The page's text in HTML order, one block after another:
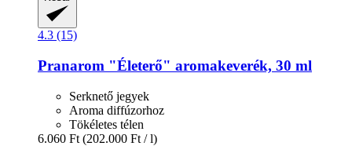
4.3 (15)
Pranarom "Életerő" aromakeverék, 30 ml
Serknető jegyek
Aroma diffúzorhoz
Tökéletes télen
6.060 Ft (202.000 Ft / l)